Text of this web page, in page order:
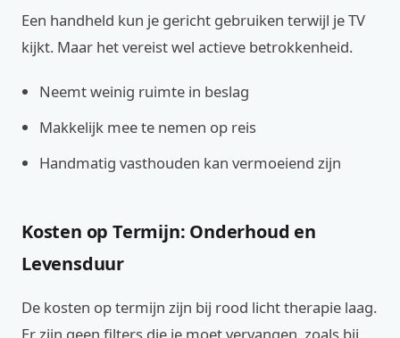
Een handheld kun je gericht gebruiken terwijl je TV
kijkt. Maar het vereist wel actieve betrokkenheid.
Neemt weinig ruimte in beslag
Makkelijk mee te nemen op reis
Handmatig vasthouden kan vermoeiend zijn
Kosten op Termijn: Onderhoud en
Levensduur
De kosten op termijn zijn bij rood licht therapie laag.